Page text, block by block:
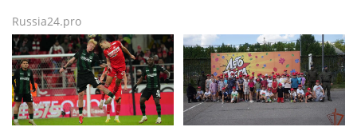
Russia24.pro